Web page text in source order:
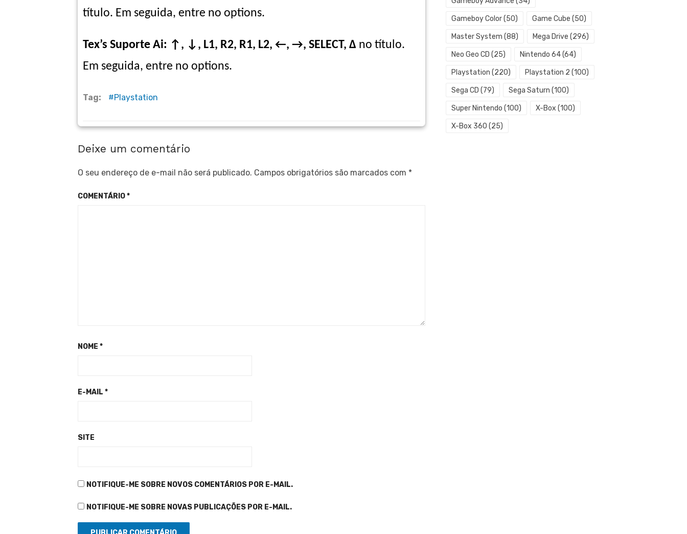
título. Em seguida, entre no options.
Tex’s Suporte Ai: ↑, ↓, L1, R2, R1, L2, ←, →, SELECT, Δ no título.
Em seguida, entre no options.
Tag: Playstation
Deixe um comentário
O seu endereço de e-mail não será publicado. Campos obrigatórios são marcados com *
COMENTÁRIO*
NOME *
E-MAIL *
SITE
NOTIFIQUE-ME SOBRE NOVOS COMENTÁRIOS POR E-MAIL.
NOTIFIQUE-ME SOBRE NOVAS PUBLICAÇÕES POR E-MAIL.
Gameboy Color(50) Game Cube (50)
Master System (88) Mega Drive (296)
Neo Geo CD (25) Nintendo 64(64)
Playstation (220) Playstation 2 (100)
Sega CD (79) Sega Saturn (100)
Super Nintendo (100) X-Box (100)
X-Box 360 (25)